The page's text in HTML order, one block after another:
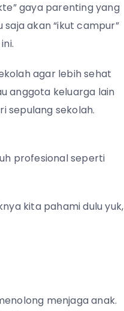
gaya parenting yang
akan “ikut campur”
agar lebih sehat
anggota keluarga lain
sepulang sekolah.
profesional seperti
kita pahami dulu yuk,
menjaga anak.